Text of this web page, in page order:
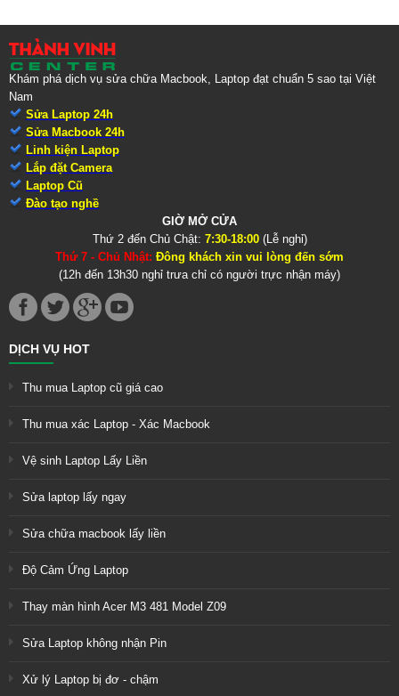
Khám phá dịch vụ sửa chữa Macbook, Laptop đạt chuẩn 5 sao tại Việt
Nam
Sửa Laptop 24h
Sửa Macbook 24h
Linh kiện Laptop
Lắp đặt Camera
Laptop Cũ
Đào tạo nghề
GIỜ MỞ CỬA
Thứ 2 đến Chủ Chật: 7:30-18:00(Lễ nghỉ)
Thứ 7 - Chủ Nhật: Đông khách xin vui lòng đến sớm
(12h đến 13h30 nghỉ trưa chỉ có người trực nhận máy)
DỊCH VỤ HOT
Thu mua Laptop cũ giá cao
Thu mua xác Laptop - Xác Macbook
Vệ sinh Laptop Lấy Liền
Sửa laptop lấy ngay
Sửa chữa macbook lấy liền
Độ Cảm Ứng Laptop
Thay màn hình Acer M3 481 Model Z09
Sửa Laptop không nhận Pin
Xử lý Laptop bị đơ - chậm